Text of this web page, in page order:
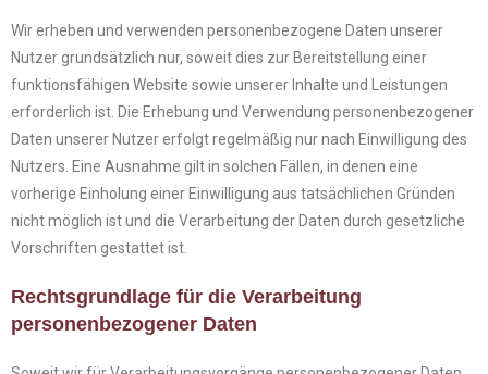
Wir erheben und verwenden personenbezogene Daten unserer
Nutzer grundsätzlich nur, soweit dies zur Bereitstellung einer
funktionsfähigen Website sowie unserer Inhalte und Leistungen
erforderlich ist. Die Erhebung und Verwendung personenbezogener
Daten unserer Nutzer erfolgt regelmäßig nur nach Einwilligung des
Nutzers. Eine Ausnahme gilt in solchen Fällen, in denen eine
vorherige Einholung einer Einwilligung aus tatsächlichen Gründen
nicht möglich ist und die Verarbeitung der Daten durch gesetzliche
Vorschriften gestattet ist.
Rechtsgrundlage für die Verarbeitung
personenbezogener Daten